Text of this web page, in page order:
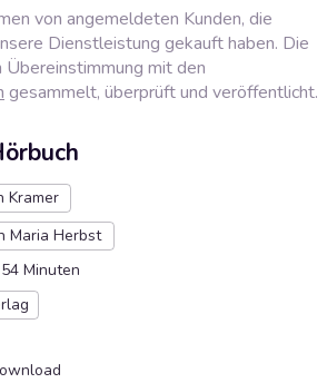
von angemeldeten Kunden, die
Dienstleistung gekauft haben. Die
Übereinstimmung mit den
gesammelt, überprüft und veröffentlicht.
Kramer
Maria Herbst
Minuten